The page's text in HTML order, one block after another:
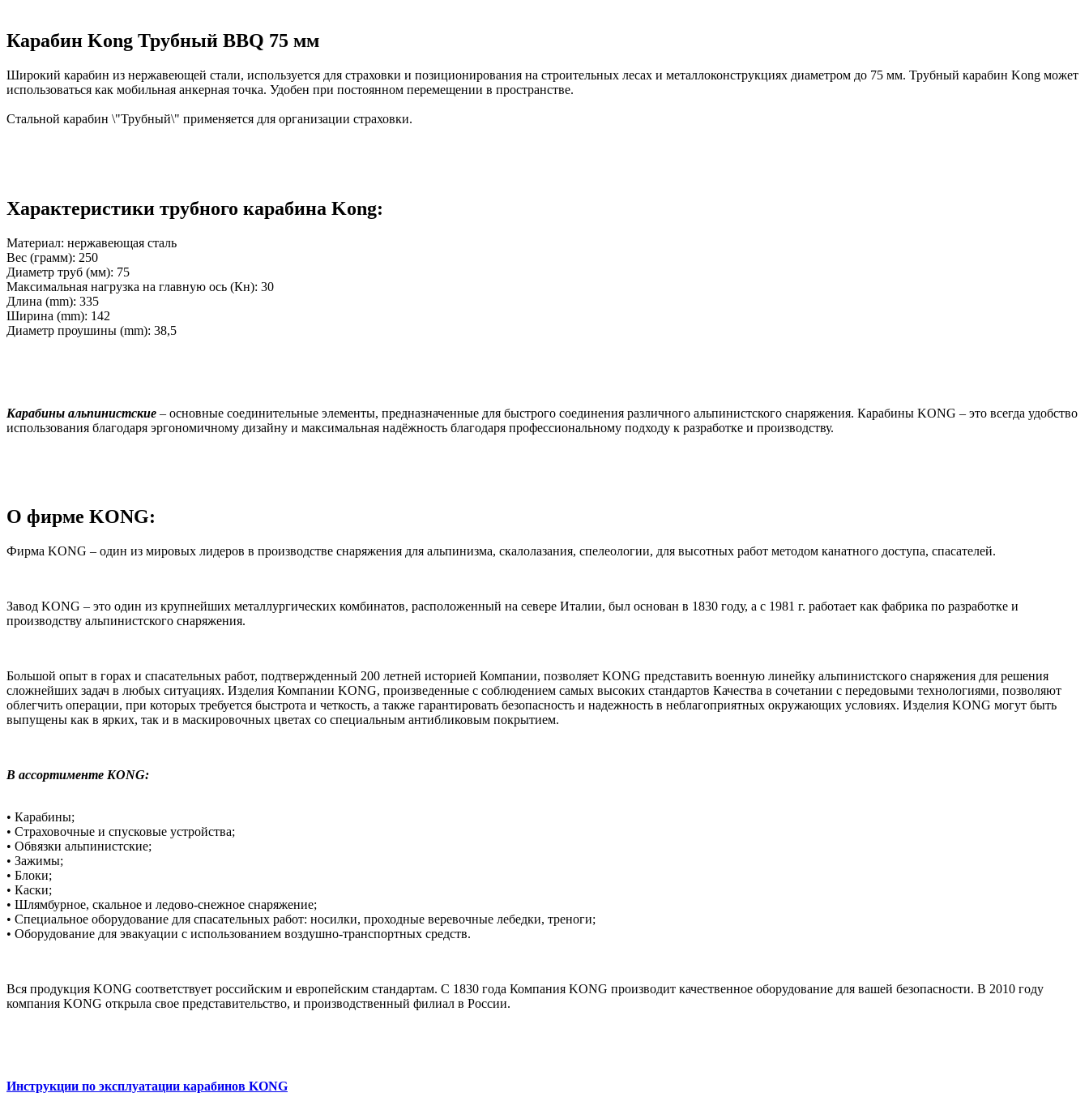
Карабин Kong Трубный BBQ 75 мм
Широкий карабин из нержавеющей стали, используется для страховки и позиционирования на строительных лесах и металлоконструкциях диаметром до 75 мм. Трубный карабин Kong может
использоваться как мобильная анкерная точка. Удобен при постоянном перемещении в пространстве.
Стальной карабин \"Трубный\" применяется для организации страховки.
Характеристики трубного карабина Kong:
Материал: нержавеющая сталь
Вес (грамм): 250
Диаметр труб (мм): 75
Максимальная нагрузка на главную ось (Кн): 30
Длина (mm): 335
Ширина (mm): 142
Диаметр проушины (mm): 38,5
Карабины альпинистские – основные соединительные элементы, предназначенные для быстрого соединения различного альпинистского снаряжения. Карабины KONG – это всегда удобство
использования благодаря эргономичному дизайну и максимальная надёжность благодаря профессиональному подходу к разработке и производству.
О фирме KONG:
Фирма KONG – один из мировых лидеров в производстве снаряжения для альпинизма, скалолазания, спелеологии, для высотных работ методом канатного доступа, спасателей.
Завод KONG – это один из крупнейших металлургических комбинатов, расположенный на севере Италии, был основан в 1830 году, а с 1981 г. работает как фабрика по разработке и
производству альпинистского снаряжения.
Большой опыт в горах и спасательных работ, подтвержденный 200 летней историей Компании, позволяет KONG представить военную линейку альпинистского снаряжения для решения
сложнейших задач в любых ситуациях. Изделия Компании KONG, произведенные с соблюдением самых высоких стандартов Качества в сочетании с передовыми технологиями, позволяют
облегчить операции, при которых требуется быстрота и четкость, а также гарантировать безопасность и надежность в неблагоприятных окружающих условиях. Изделия KONG могут быть
выпущены как в ярких, так и в маскировочных цветах со специальным антибликовым покрытием.
В ассортименте KONG:
• Карабины;
• Страховочные и спусковые устройства;
• Обвязки альпинистские;
• Зажимы;
• Блоки;
• Каски;
• Шлямбурное, скальное и ледово-снежное снаряжение;
• Специальное оборудование для спасательных работ: носилки, проходные веревочные лебедки, треноги;
• Оборудование для эвакуации с использованием воздушно-транспортных средств.
Вся продукция KONG соответствует российским и европейским стандартам. С 1830 года Компания KONG производит качественное оборудование для вашей безопасности. В 2010 году
компания KONG открыла свое представительство, и производственный филиал в России.
Инструкции по эксплуатации карабинов KONG